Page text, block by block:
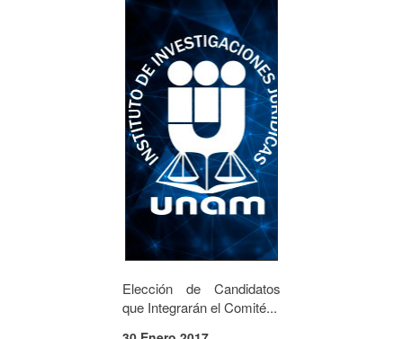
Elección de Candidatos
que Integrarán el Comité...